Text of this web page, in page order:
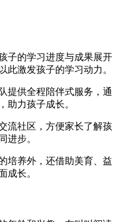
子的学习进度与成果展开
此激发孩子的学习动力。
提供全程陪伴式服务，通
助力孩子成长。
流社区，方便家长了解孩
进步。
培养外，还借助美育、益
成长。